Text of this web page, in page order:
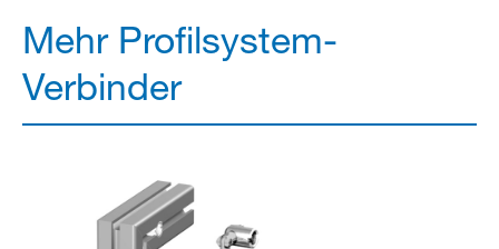
Mehr Profilsystem-
Verbinder